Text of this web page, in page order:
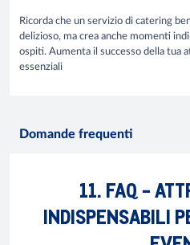
Ricorda che un servizio di catering
delizioso, ma crea anche momenti
ospiti. Aumenta il successo della tua
essenziali
Domande frequenti
11. FAQ -
INDISPENSABILI